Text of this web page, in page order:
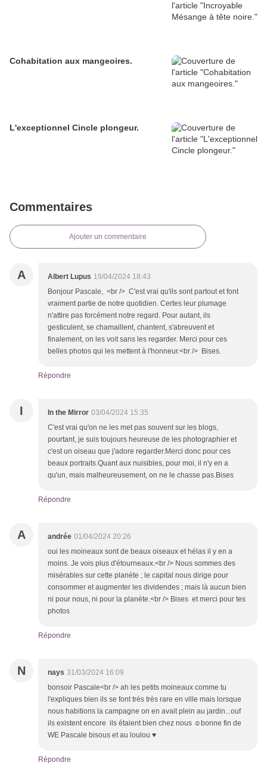
Cohabitation aux mangeoires.
L'exceptionnel Cincle plongeur.
Commentaires
Ajouter un commentaire
A Albert Lupus 19/04/2024 18:43
Bonjour Pascale, <br /> C'est vrai qu'ils sont partout et font
vraiment partie de notre quotidien. Certes leur plumage
n'attire pas forcément notre regard. Pour autant, ils
gesticulent, se chamaillent, chantent, s'abreuvent et
finalement, on les voit sans les regarder. Merci pour ces
belles photos qui les mettent à l'honneur.<br /> Bises.
Répondre
I In the Mirror 03/04/2024 15:35
C'est vrai qu'on ne les met pas souvent sur les blogs,
pourtant, je suis toujours heureuse de les photographier et
c'est un oiseau que j'adore regarder.Merci donc pour ces
beaux portraits.Quant aux nuisibles, pour moi, il n'y en a
qu'un, mais malheureusement, on ne le chasse pas.Bises
Répondre
A andrée 01/04/2024 20:26
oui les moineaux sont de beaux oiseaux et hélas il y en a
moins. Je vois plus d'étourneaux.<br /> Nous sommes des
misérables sur cette planète ; le capital nous dirige pour
consommer et augmenter les dividendes ; mais là aucun bien
ni pour nous, ni pour la planète.<br /> Bises et merci pour tes
photos
Répondre
N nays 31/03/2024 16:09
bonsoir Pascale<br /> ah les petits moineaux comme tu
l'expliques bien ils se font très très rare en ville mais lorsque
nous habitions la campagne on en avait plein au jardin...ouf
ils existent encore ils étaient bien chez nous ☺bonne fin de
WE Pascale bisous et au loulou ♥
Répondre